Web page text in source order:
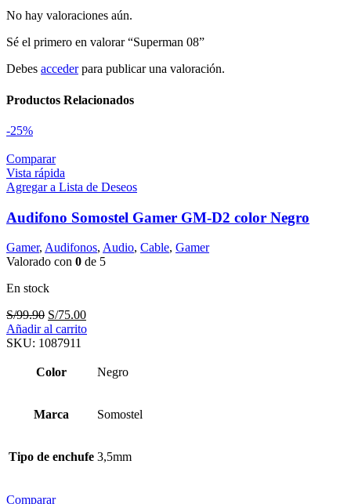
No hay valoraciones aún.
Sé el primero en valorar “Superman 08”
Debes accederpara publicar una valoración.
Productos Relacionados
-25%
Comparar
Vista rápida
Agregar a Lista de Deseos
Audifono Somostel Gamer GM-D2 color Negro
Gamer, Audifonos, Audio, Cable, Gamer
Valorado con 0 de 5
En stock
S/99.90 El
precio
original
S/99.90.
S/75.00El
precio
S/75.00.
Añadir al carrito
SKU: 1087911
Color Negro
Marca Somostel
Tipo de enchufe 3,5mm
Comparar